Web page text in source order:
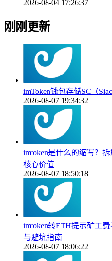
2026-08-04 17:26:37
刚刚更新
imToken钱包存储SC（
2026-08-07 19:34:32
imtoken是什么的缩写？
核心价值
2026-08-07 18:50:18
imtoken转ETH提示矿工
与避坑指南
2026-08-07 18:06:22